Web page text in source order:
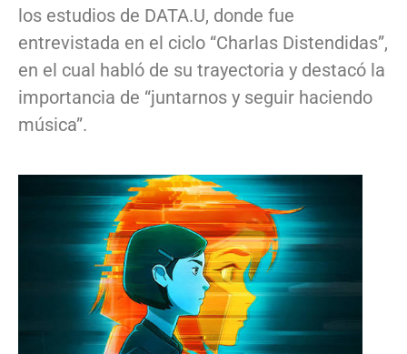
los estudios de DATA.U, donde fue
entrevistada en el ciclo “Charlas Distendidas”,
en el cual habló de su trayectoria y destacó la
importancia de “juntarnos y seguir haciendo
música”.